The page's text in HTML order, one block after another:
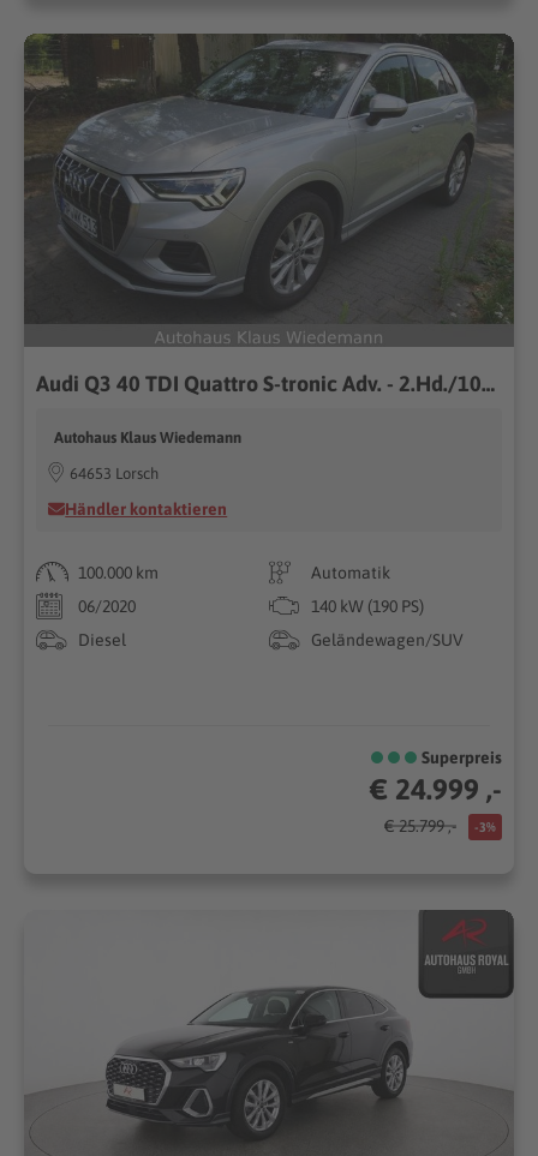
Audi Q3 40 TDI Quattro S-tronic Adv. - 2.Hd./100 TKM
Autohaus Klaus Wiedemann
64653 Lorsch
Händler kontaktieren
100.000 km
Automatik
06/2020
140 kW (190 PS)
Diesel
Geländewagen/SUV
Superpreis
€ 24.999 ,-
€ 25.799 ,- -3%